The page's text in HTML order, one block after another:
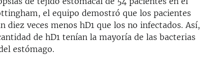
el equipo demostró que los pacientes
veces menos hD1 que los no infectados. Así,
de hD1 tenían la mayoría de las bacterias
estómago.